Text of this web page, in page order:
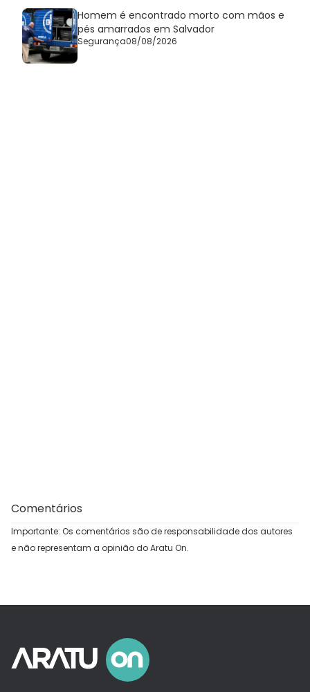
Homem é encontrado morto com mãos e
pés amarrados em Salvador
Segurança08/08/2026
Comentários
Importante: Os comentários são de responsabilidade dos autores
e não representam a opinião do Aratu On.